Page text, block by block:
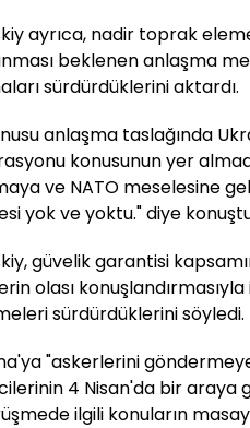
ayrıca, nadir toprak
beklenen anlaşma
sürdürdüklerini aktardı.
anlaşma taslağında
konusunun yer
ve NATO meselesine
yok ve yoktu." diye
güvelik garantisi
olası
sürdürdüklerini söyledi.
"askerlerini
4 Nisan'da bir araya
ilgili konuların